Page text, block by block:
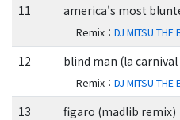
11 america's most
Remix ：DJ MITSU THE
12 blind man (la
Remix ：DJ MITSU THE
13 figaro (madlib remix)